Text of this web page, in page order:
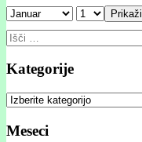
Prikaži
Išči:
Kategorije
Kategorije
Meseci